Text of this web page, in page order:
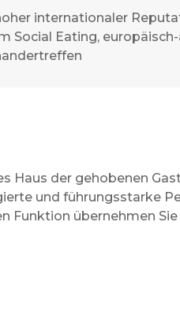
internationaler
Social Eating,
Haus der gehobenen
und führungsstarke
Funktion übernehmen